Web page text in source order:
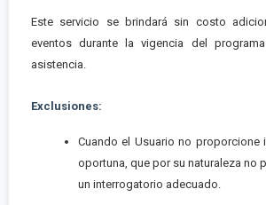
Este servicio se brindará sin costo
eventos durante la vigencia del
asistencia.
Exclusiones:
Cuando el Usuario no proporcione
oportuna, que por su naturaleza no
un interrogatorio adecuado.